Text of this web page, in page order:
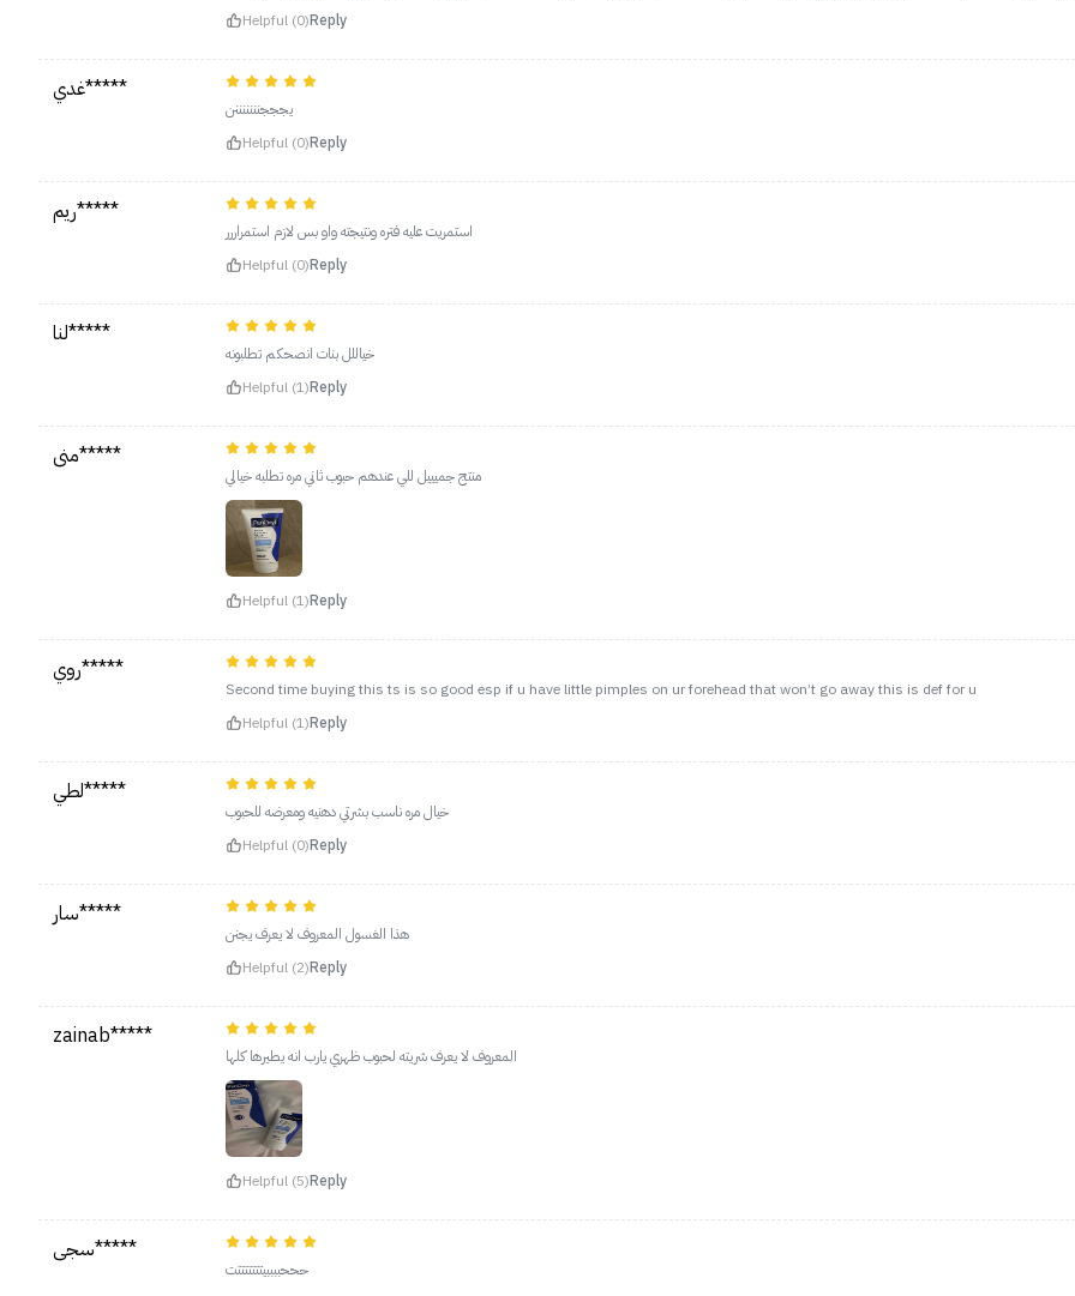
Helpful (0)Reply
غدي*****
يجججنننننننن
Helpful (0)Reply
ريم*****
استمريت عليه فتره ونتيجته واو بس لازم استمراررر
Helpful (0)Reply
لنا*****
خياللل بنات انصحكم تطلبونه
Helpful (1)Reply
منى*****
منتج جميييل للي عندهم حبوب ثاني مره تطلبه خيالي
Helpful (1)Reply
روي*****
Second time buying this ts is so good esp if u have little pimples on ur forehead that won’t go away this is def for u
Helpful (1)Reply
لطي*****
خيال مره ناسب بشرتي دهنيه ومعرضه للحبوب
Helpful (0)Reply
سار*****
هذا الغسول المعروف لا يعرف يجنن
Helpful (2)Reply
zainab*****
المعروف لا يعرف شريته لحبوب ظهري يارب انه يطيرها كلها
Helpful (5)Reply
سجى*****
حححببببيتتتتتتتت